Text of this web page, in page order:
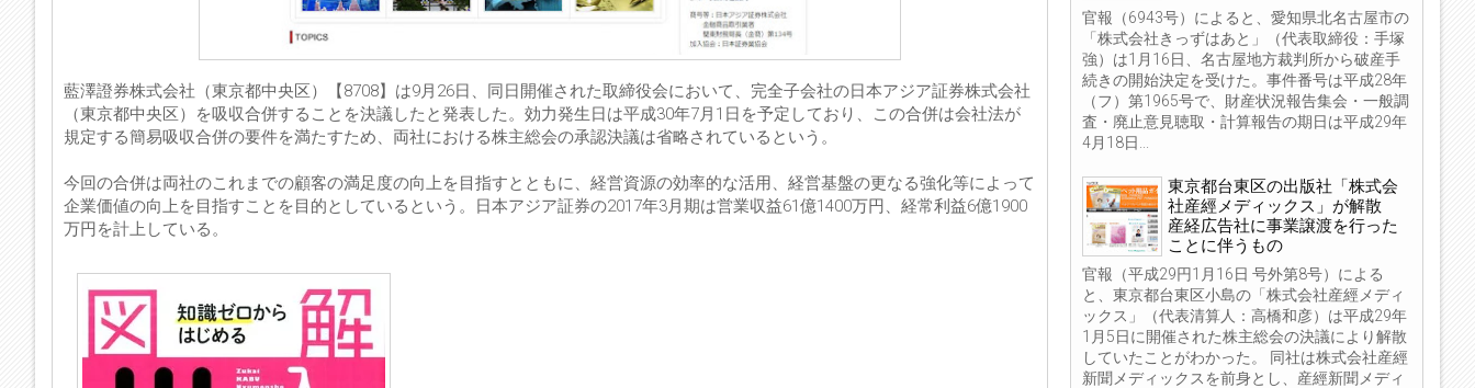
藍澤證券株式会社（東京都中央区）【8708】は9月26日、同日開催された取締役会において、完全子会社の日本アジア証券株式会社
（東京都中央区）を吸収合併することを決議したと発表した。効力発生日は平成30年7月1日を予定しており、この合併は会社法が
規定する簡易吸収合併の要件を満たすため、両社における株主総会の承認決議は省略されているという。
今回の合併は両社のこれまでの顧客の満足度の向上を目指すとともに、経営資源の効率的な活用、経営基盤の更なる強化等によって
企業価値の向上を目指すことを目的としているという。日本アジア証券の2017年3月期は営業収益61億1400万円、経常利益6億1900
万円を計上している。
官報（6943号）によると、愛知県北名古屋市の
「株式会社きっずはあと」（代表取締役：手塚
強）は1月16日、名古屋地方裁判所から破産手
続きの開始決定を受けた。事件番号は平成28年
（フ）第1965号で、財産状況報告集会・一般調
査・廃止意見聴取・計算報告の期日は平成29年
4月18日...
東京都台東区の出版社「株式会
社産經メディックス」が解散
産経広告社に事業譲渡を行った
ことに伴うもの
官報（平成29円1月16日 号外第8号）による
と、東京都台東区小島の「株式会社産經メディ
ックス」（代表清算人：高橋和彦）は平成29年
1月5日に開催された株主総会の決議により解散
していたことがわかった。 同社は株式会社産經
新聞メディックスを前身とし、産經新聞メディ